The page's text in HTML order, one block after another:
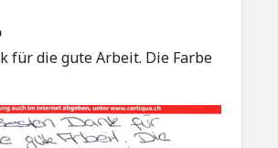
für die gute Arbeit. Die Farbe